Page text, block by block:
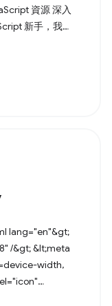
資源 深入
新手，我們
課程 會逐步引
lang="en"&gt;
/&gt; &lt;meta
width,